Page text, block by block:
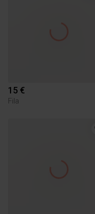
15 €
Fila